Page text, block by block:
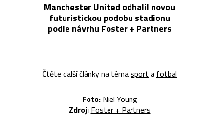
Manchester United odhalil novou
futuristickou podobu stadionu
podle návrhu Foster + Partners
Čtěte další články na témasport a fotbal
Foto: Niel Young
Zdroj: Foster + Partners